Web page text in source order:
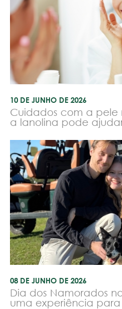
10 DE JUNHO DE 2026
Cuidados com a pele
a lanolina pode
08 DE JUNHO DE 2026
Dia dos Namorados
uma experiência para